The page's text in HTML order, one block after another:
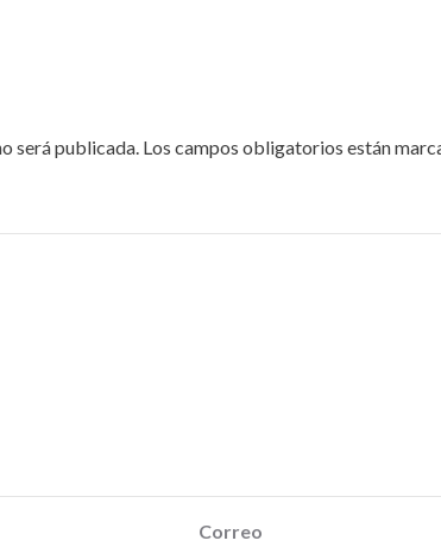
será publicada. Los campos obligatorios están
Correo